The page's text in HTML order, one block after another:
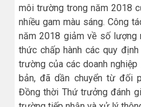
môi trường trong năm 2018
nhiều gam màu sáng. Công
năm 2018 giảm về số lượng
thức chấp hành các quy
trường của các doanh
bản, đã dần chuyển từ đối
Đồng thời Thứ trưởng đánh